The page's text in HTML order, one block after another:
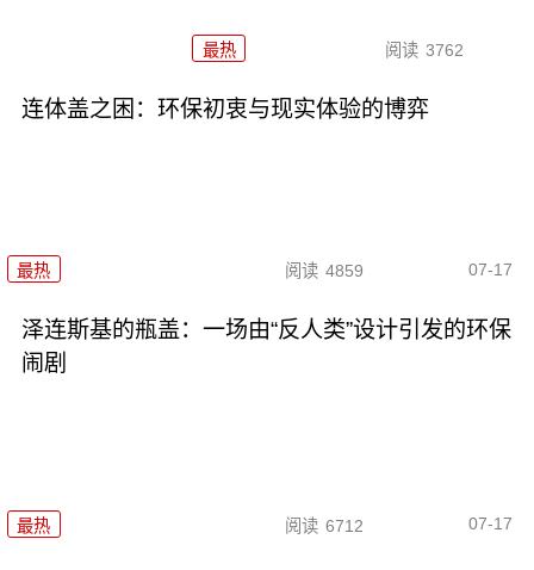
最热 阅读 3762
连体盖之困：环保初衷与现实体验的博弈
最热 阅读 4859 07-17
泽连斯基的瓶盖：一场由“反人类”设计引发的环保
闹剧
最热 阅读 6712 07-17